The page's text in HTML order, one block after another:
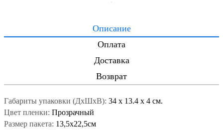
Описание
Оплата
Доставка
Возврат
Габариты упаковки (ДxШxВ): 34 x 13.4 x 4 см.
Цвет пленки: Прозрачный
Размер пакета: 13,5х22,5см